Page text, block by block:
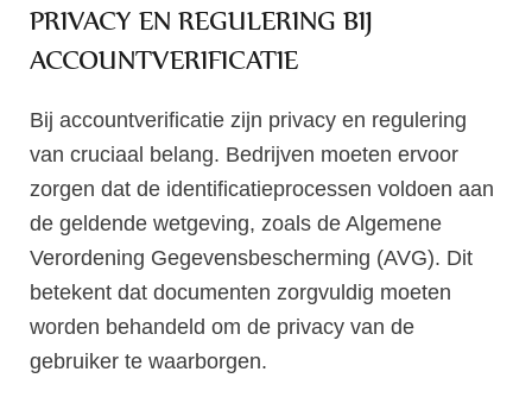
PRIVACY EN REGULERING BIJ
ACCOUNTVERIFICATIE
Bij accountverificatie zijn privacy en regulering
van cruciaal belang. Bedrijven moeten ervoor
zorgen dat de identificatieprocessen voldoen aan
de geldende wetgeving, zoals de Algemene
Verordening Gegevensbescherming (AVG). Dit
betekent dat documenten zorgvuldig moeten
worden behandeld om de privacy van de
gebruiker te waarborgen.